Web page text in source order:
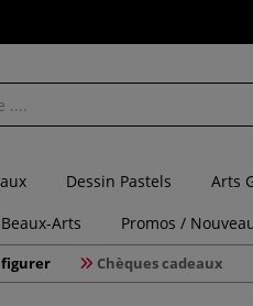
Dessin Pastels Arts
Arts Promos /
Chèques cadeaux